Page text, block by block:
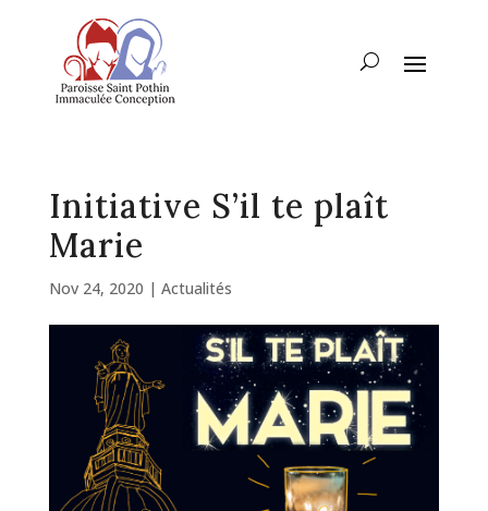
Initiative S’il te plaît
Marie
Nov 24, 2020 | Actualités